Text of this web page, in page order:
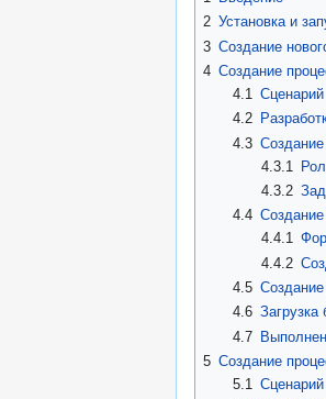
2 Установка и
3 Создание
4 Создание
4.1 Сценарий
4.2
4.3
4.3.1
4.3.2
4.4
4.4.1
4.4.2
4.5
4.6 Загрузка
4.7
5 Создание
5.1